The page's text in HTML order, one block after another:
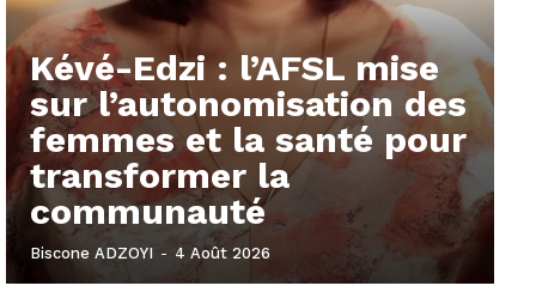
Kévé-Edzi : l’AFSL mise
sur l’autonomisation des
femmes et la santé pour
transformer la
communauté
Biscone ADZOYI - 4 Août 2026